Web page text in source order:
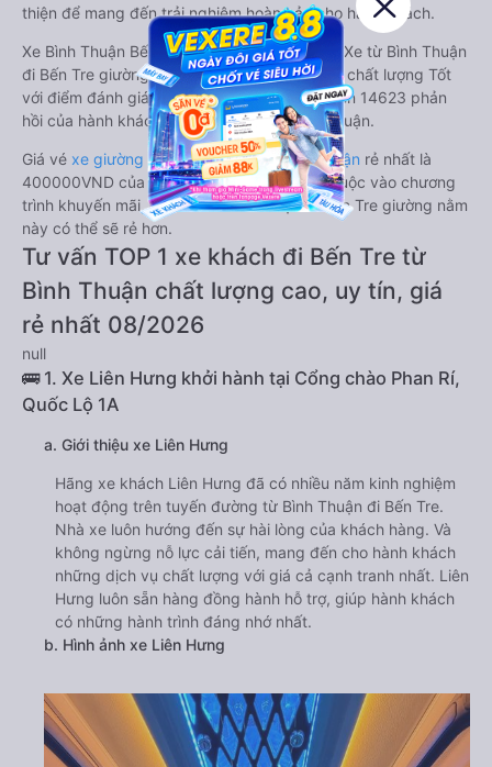
thiện để mang đến trải nghiệm hoàn hảo cho hành khách.
Xe Bình Thuận Bến Tre giường nằm tốt nhất: Xe từ Bình Thuận
đi Bến Tre giường nằm được đánh giá chung chất lượng Tốt
với điểm đánh giá trung bình từ 4.2/5 dựa trên 14623 phản
hồi của hành khách Xe về Bến Tre từ Bình Thuận.
Giá vé xe giường nằm đi Bến Tre từ Bình Thuận rẻ nhất là
400000VND của hãng xe Liên Hưng. Tùy thuộc vào chương
trình khuyến mãi, giá vé Xe Bình Thuận đi Bến Tre giường nằm
này có thể sẽ rẻ hơn.
Tư vấn TOP 1 xe khách đi Bến Tre từ
Bình Thuận chất lượng cao, uy tín, giá
rẻ nhất 08/2026
null
🚌 1. Xe Liên Hưng khởi hành tại Cổng chào Phan Rí,
Quốc Lộ 1A
a. Giới thiệu xe Liên Hưng
Hãng xe khách Liên Hưng đã có nhiều năm kinh nghiệm
hoạt động trên tuyến đường từ Bình Thuận đi Bến Tre.
Nhà xe luôn hướng đến sự hài lòng của khách hàng. Và
không ngừng nỗ lực cải tiến, mang đến cho hành khách
những dịch vụ chất lượng với giá cả cạnh tranh nhất. Liên
Hưng luôn sẵn hàng đồng hành hỗ trợ, giúp hành khách
có những hành trình đáng nhớ nhất.
b. Hình ảnh xe Liên Hưng